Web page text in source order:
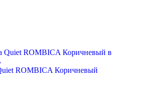
ROMBICA Коричневый